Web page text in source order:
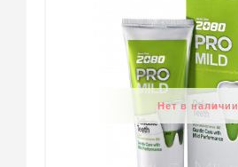
Нет в наличии